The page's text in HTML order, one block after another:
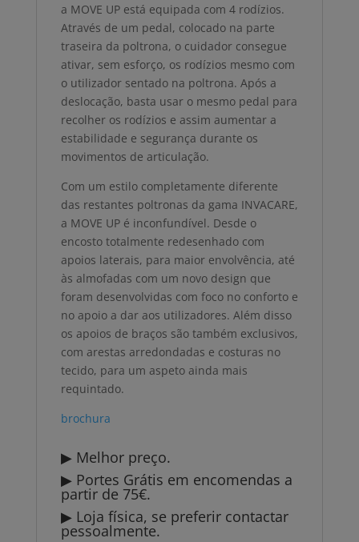
a MOVE UP está equipada com 4 rodízios.
Através de um pedal, colocado na parte
traseira da poltrona, o cuidador consegue
ativar, sem esforço, os rodízios mesmo com
o utilizador sentado na poltrona. Após a
deslocação, basta usar o mesmo pedal para
recolher os rodízios e assim aumentar a
estabilidade e segurança durante os
movimentos de articulação.
Com um estilo completamente diferente
das restantes poltronas da gama INVACARE,
a MOVE UP é inconfundível. Desde o
encosto totalmente redesenhado com
apoios laterais, para maior envolvência, até
às almofadas com um novo design que
foram desenvolvidas com foco no conforto e
no apoio a dar aos utilizadores. Além disso
os apoios de braços são também exclusivos,
com arestas arredondadas e costuras no
tecido, para um aspeto ainda mais
requintado.
brochura
▶ Melhor preço.
▶ Portes Grátis em encomendas a
partir de 75€.
▶ Loja física, se preferir contactar
pessoalmente.